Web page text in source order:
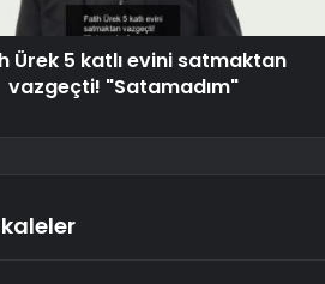
Ürek 5 katlı evini satmaktan
vazgeçti! "Satamadım"